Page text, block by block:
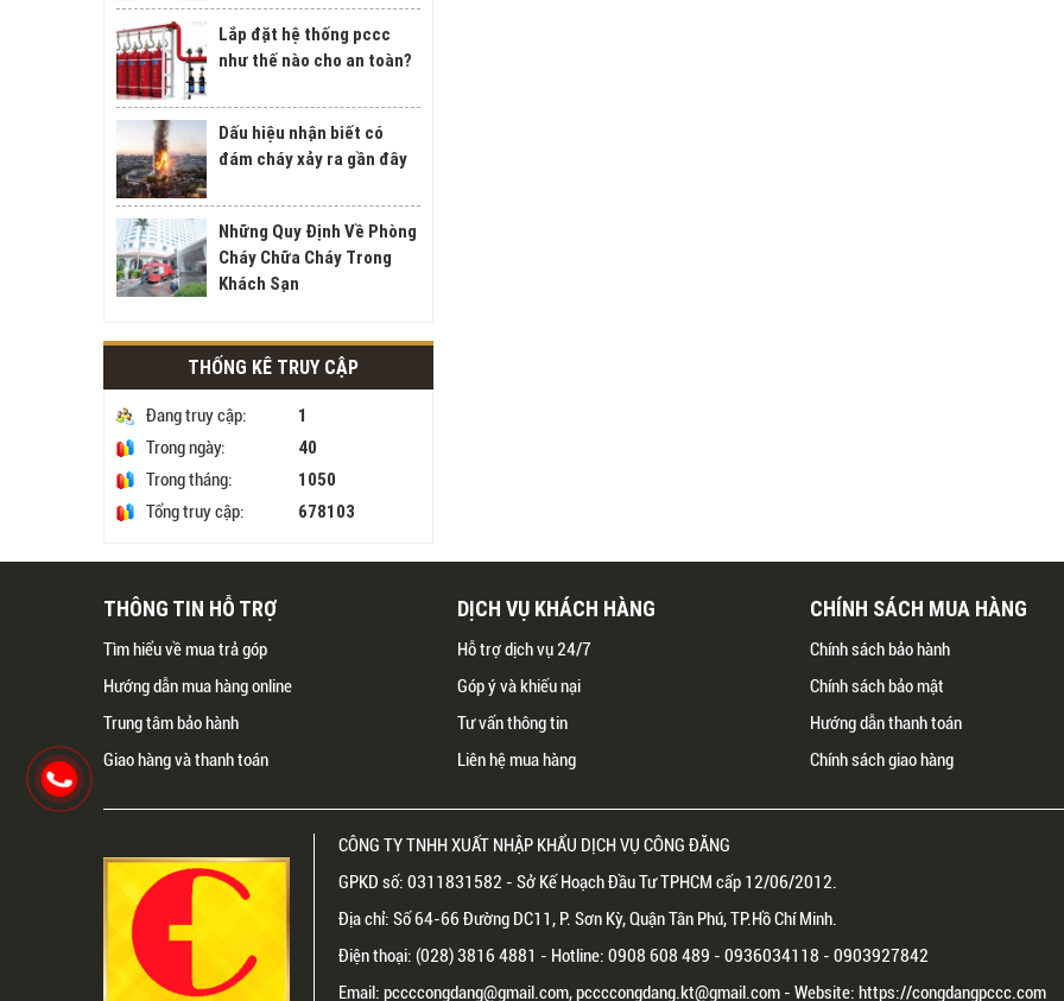
Lắp đặt hệ thống pccc
như thế nào cho an toàn?
Dấu hiệu nhận biết có
đám cháy xảy ra gần đây
Những Quy Định Về Phòng
Cháy Chữa Cháy Trong
Khách Sạn
THỐNG KÊ TRUY CẬP
Đang truy cập: 1
Trong ngày: 40
Trong tháng: 1050
Tổng truy cập: 678103
THÔNG TIN HỖ TRỢ
Tìm hiểu về mua trả góp
Hướng dẫn mua hàng online
Trung tâm bảo hành
Giao hàng và thanh toán
DỊCH VỤ KHÁCH HÀNG
Hỗ trợ dịch vụ 24/7
Góp ý và khiếu nại
Tư vấn thông tin
Liên hệ mua hàng
CHÍNH SÁCH MUA HÀNG
Chính sách bảo hành
Chính sách bảo mật
Hướng dẫn thanh toán
Chính sách giao hàng
CÔNG TY TNHH XUẤT NHẬP KHẨU DỊCH VỤ CÔNG ĐĂNG
GPKD số: 0311831582 - Sở Kế Hoạch Đầu Tư TPHCM cấp 12/06/2012.
Địa chỉ: Số 64-66 Đường DC11, P. Sơn Kỳ, Quận Tân Phú, TP.Hồ Chí Minh.
Điện thoại: (028) 3816 4881 - Hotline: 0908 608 489 - 0936034118 - 0903927842
Email: pccccongdang@gmail.com, pccccongdang.kt@gmail.com - Website: https://congdangpccc.com